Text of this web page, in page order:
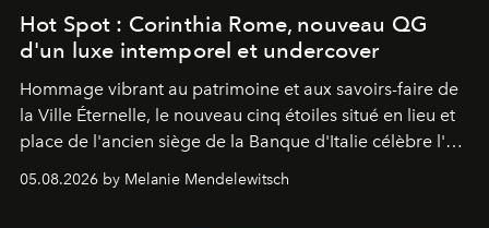
Hot Spot : Corinthia Rome, nouveau QG
d'un luxe intemporel et undercover
Hommage vibrant au patrimoine et aux savoirs-faire de
la Ville Éternelle, le nouveau cinq étoiles situé en lieu et
place de l'ancien siège de la Banque d'Italie célèbre l'art
05.08.2026 by Melanie Mendelewitsch